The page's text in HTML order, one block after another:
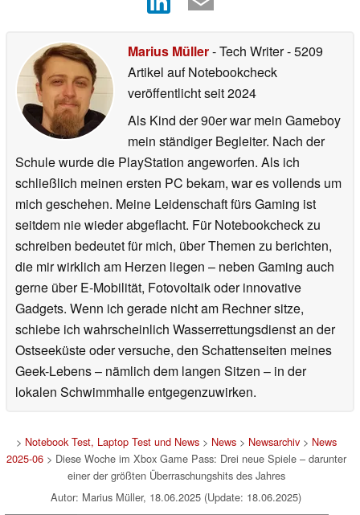
Marius Müller- Tech Writer- 5209
Artikel auf Notebookcheck
veröffentlichtseit 2024
Als Kind der 90er war mein Gameboy
mein ständiger Begleiter. Nach der
Schule wurde die PlayStation angeworfen. Als ich
schließlich meinen ersten PC bekam, war es vollends um
mich geschehen. Meine Leidenschaft fürs Gaming ist
seitdem nie wieder abgeflacht. Für Notebookcheck zu
schreiben bedeutet für mich, über Themen zu berichten,
die mir wirklich am Herzen liegen – neben Gaming auch
gerne über E-Mobilität, Fotovoltaik oder innovative
Gadgets. Wenn ich gerade nicht am Rechner sitze,
schiebe ich wahrscheinlich Wasserrettungsdienst an der
Ostseeküste oder versuche, den Schattenseiten meines
Geek-Lebens – nämlich dem langen Sitzen – in der
lokalen Schwimmhalle entgegenzuwirken.
> Notebook Test, Laptop Test und News> News> Newsarchiv> News
2025-06> Diese Woche im Xbox Game Pass: Drei neue Spiele – darunter
einer der größten Überraschungshits des Jahres
Autor: Marius Müller, 18.06.2025 (Update: 18.06.2025)